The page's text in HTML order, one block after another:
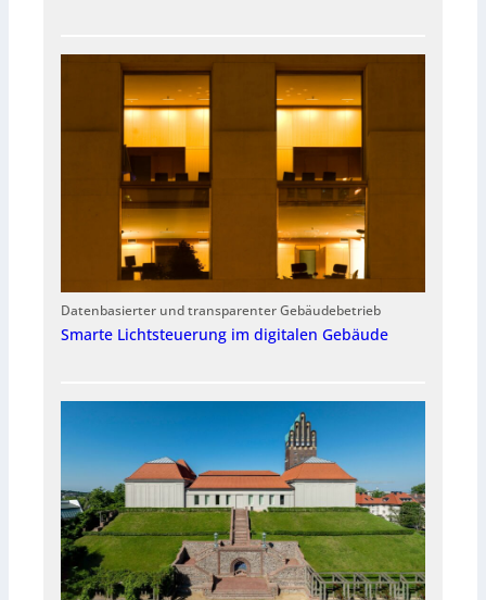
Datenbasierter und transparenter Gebäudebetrieb
Smarte Lichtsteuerung im digitalen Gebäude